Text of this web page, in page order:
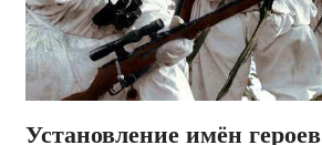
Установление имён героев